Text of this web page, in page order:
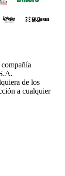
de los
a cualquier